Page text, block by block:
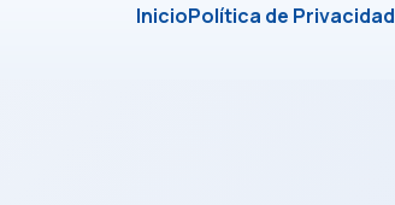
InicioPolítica de Privacidad